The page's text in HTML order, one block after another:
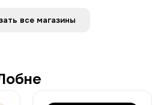
Показать все магазины